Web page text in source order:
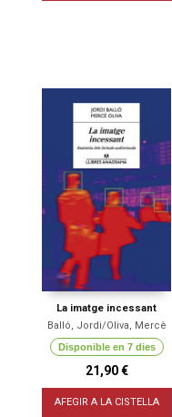
La imatge incessant
Balló, Jordi/Oliva, Mercè
Disponible en 7 dies
21,90 €
AFEGIR A LA CISTELLA